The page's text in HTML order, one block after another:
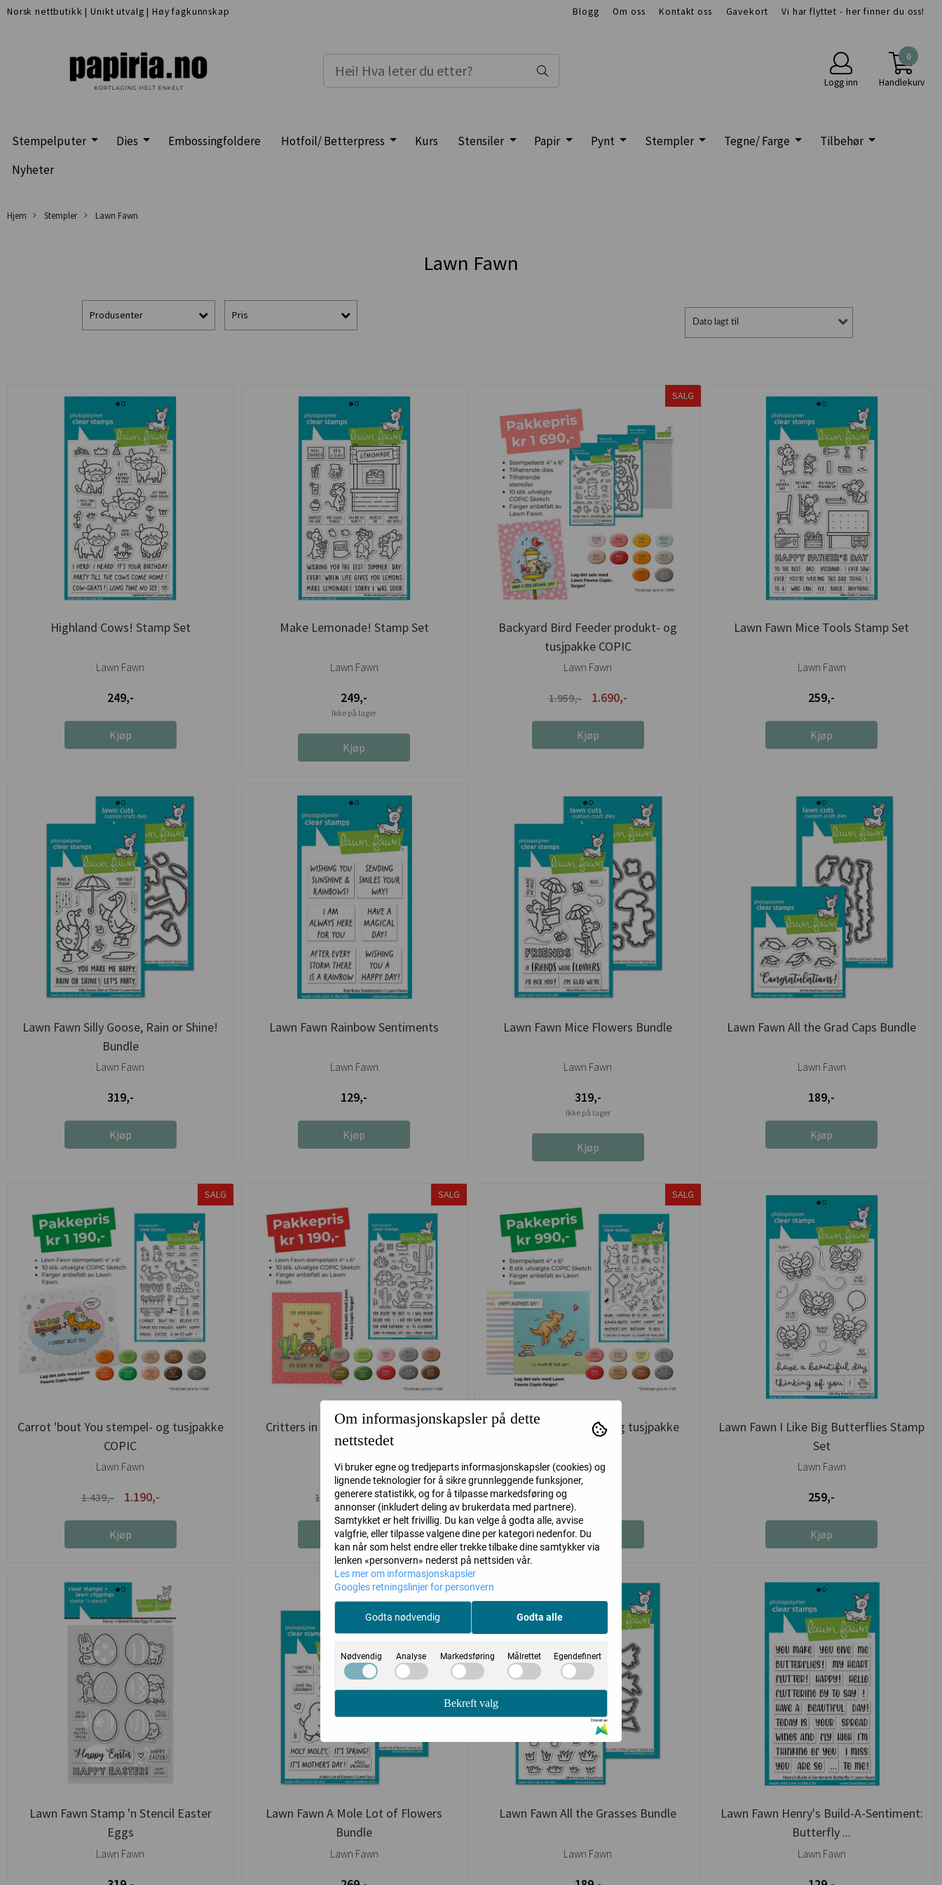
Norsk nettbutikk |Unikt utvalg | Høy fagkunnskap Blogg Om oss Kontakt oss Gavekort Vi har flyttet - her finner du oss!
Logg inn
0
Handlekurv
Stempelputer Dies Embossingfoldere Hotfoil/ Betterpress Kurs Stensiler Papir Pynt Stempler Tegne/ Farge
Tilbehør
Nyheter
Hjem Stempler Lawn Fawn
Lawn Fawn
Produsenter Pris
Dato lagt til
Highland Cows! Stamp Set
Lawn Fawn
249,-
Kjøp
Make Lemonade! Stamp Set
Lawn Fawn
249,-
Ikke på lager
Kjøp
SALG
Backyard Bird Feeder produkt- og
tusjpakke COPIC
Lawn Fawn
1.959,- 1.690,-
Kjøp
Lawn Fawn Mice Tools Stamp Set
Lawn Fawn
259,-
Kjøp
Lawn Fawn Silly Goose, Rain or Shine!
Bundle
Lawn Fawn
319,-
Kjøp
Lawn Fawn Rainbow Sentiments
Lawn Fawn
129,-
Kjøp
Lawn Fawn Mice Flowers Bundle
Lawn Fawn
319,-
Ikke på lager
Kjøp
Lawn Fawn All the Grad Caps Bundle
Lawn Fawn
189,-
Kjøp
SALG
Carrot 'bout You stempel- og tusjpakke
COPIC
Lawn Fawn
1.439,- 1.190,-
Kjøp
SALG
Critters in the Desert stempel- og
tusjpakke ...
Lawn Fawn
1.439,- 1.190,-
Kjøp
SALG
Kanga-rrific stempel- og tusjpakke
Lawn Fawn
1.191,-
Kjøp
Lawn Fawn I Like Big Butterflies Stamp
Set
Lawn Fawn
259,-
Kjøp
Lawn Fawn Stamp 'n Stencil Easter
Eggs
Lawn Fawn
Lawn Fawn A Mole Lot of Flowers
Bundle
Lawn Fawn
Lawn Fawn All the Grasses Bundle
Lawn Fawn
Lawn Fawn Henry's Build-A-Sentiment:
Butterfly ...
Lawn Fawn
Om informasjonskapsler på dette
nettstedet
Vi bruker egne og tredjeparts informasjonskapsler (cookies) og
lignende teknologier for å sikre grunnleggende funksjoner,
generere statistikk, og for å tilpasse markedsføring og
annonser (inkludert deling av brukerdata med partnere).
Samtykket er helt frivillig. Du kan velge å godta alle, avvise
valgfrie, eller tilpasse valgene dine per kategori nedenfor. Du
kan når som helst endre eller trekke tilbake dine samtykker via
lenken «personvern» nederst på nettsiden vår.
Les mer om informasjonskapsler
Googles retningslinjer for personvern
Godta nødvendig Godta alle
Nødvendig Analyse Markedsføring Målrettet Egendefinert
Bekreft valg
Drevet av